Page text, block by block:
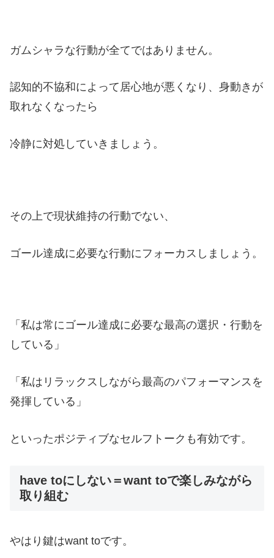
ガムシャラな行動が全てではありません。
認知的不協和によって居心地が悪くなり、身動きが
取れなくなったら
冷静に対処していきましょう。
その上で現状維持の行動でない、
ゴール達成に必要な行動にフォーカスしましょう。
「私は常にゴール達成に必要な最高の選択・行動を
している」
「私はリラックスしながら最高のパフォーマンスを
発揮している」
といったポジティブなセルフトークも有効です。
have toにしない＝want toで楽しみながら
取り組む
やはり鍵はwant toです。